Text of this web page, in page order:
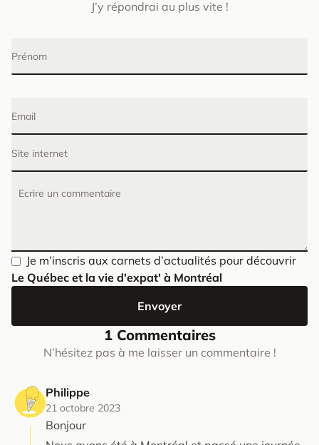
J’y répondrai au plus vite !
Prénom
Email
Site internet
Je m’inscris aux carnets d’actualités pour découvrir
Le Québec et la vie d'expat' à Montréal
Envoyer
1 Commentaires
N’hésitez pas à me laisser un commentaire !
Philippe
21 octobre 2023
Bonjour